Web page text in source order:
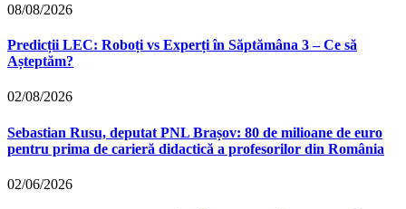
08/08/2026
Predicții LEC: Roboți vs Experți în Săptămâna 3 – Ce să
Așteptăm?
02/08/2026
Sebastian Rusu, deputat PNL Brașov: 80 de milioane de euro
pentru prima de carieră didactică a profesorilor din România
02/06/2026